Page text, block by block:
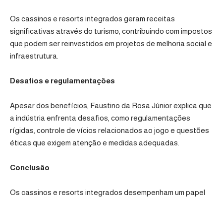
Os cassinos e resorts integrados geram receitas
significativas através do turismo, contribuindo com impostos
que podem ser reinvestidos em projetos de melhoria social e
infraestrutura.
Desafios e regulamentações
Apesar dos benefícios, Faustino da Rosa Júnior explica que
a indústria enfrenta desafios, como regulamentações
rígidas, controle de vícios relacionados ao jogo e questões
éticas que exigem atenção e medidas adequadas.
Conclusão
Os cassinos e resorts integrados desempenham um papel